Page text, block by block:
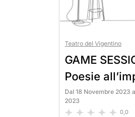
Teatro del Vigentino
GAME
Poesie
Dal 18 Novembre 2023
2023
0,0